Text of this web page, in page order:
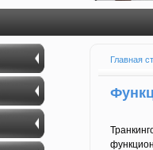
<
>
Главная